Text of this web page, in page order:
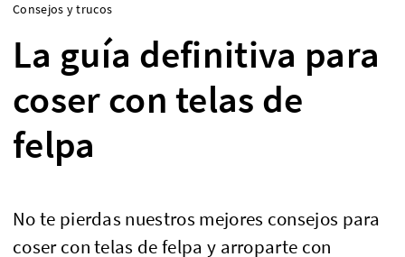
Consejos y trucos
La guía definitiva para
coser con telas de
felpa
No te pierdas nuestros mejores consejos para
coser con telas de felpa y arroparte con